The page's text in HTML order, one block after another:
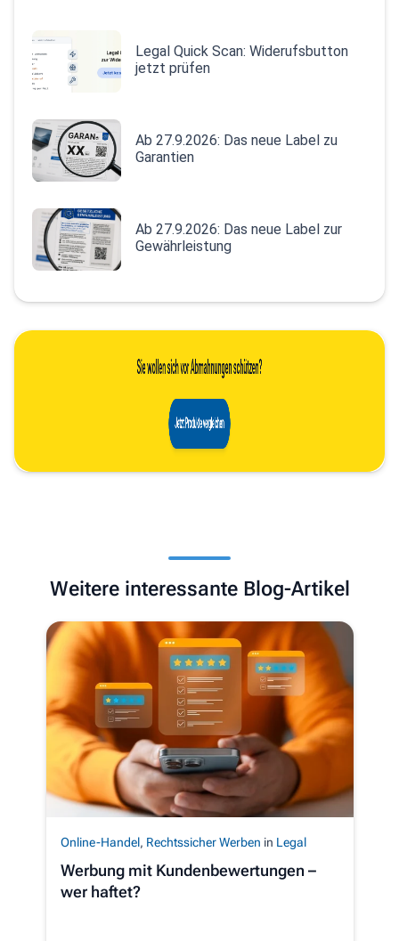
Legal Quick Scan: Widerufsbutton
jetzt prüfen
Ab 27.9.2026: Das neue Label zu
Garantien
Ab 27.9.2026: Das neue Label zur
Gewährleistung
Weitere interessante Blog-Artikel
Online-Handel, Rechtssicher Werben in Legal
Werbung mit Kundenbewertungen –
wer haftet?